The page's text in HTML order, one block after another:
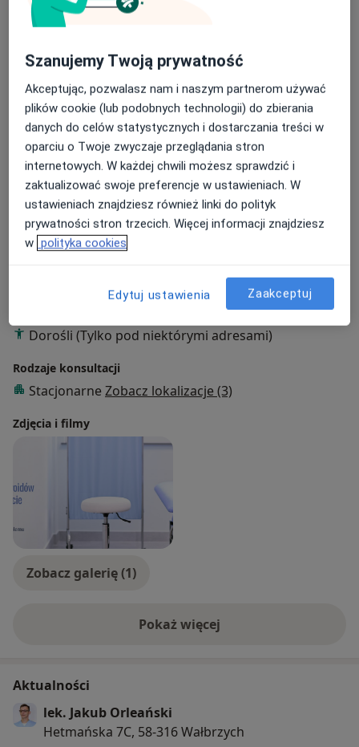
polipy
więcejO mnie
Zakres porad
Chirurgia ogólna
Chirurgia onkologiczna
Główne obszary pomocy
Choroba Leśniowskiego-Crohna
Choroby przewodu pokarmowego
Choroby odbytu +15
Dorośli (Tylko pod niektórymi adresami)
Rodzaje konsultacji
Stacjonarne Zobacz lokalizacje (3)
Zdjęcia i filmy
Zobacz galerię (1)
Pokaż więcejo doświadczeniu
Aktualności
lek. Jakub Orleański
Hetmańska 7C, 58-316 Wałbrzych
Szanujemy Twoją prywatność
Akceptując, pozwalasz nam i naszym partnerom używać
plików cookie (lub podobnych technologii) do zbierania
danych do celów statystycznych i dostarczania treści w
oparciu o Twoje zwyczaje przeglądania stron
internetowych. W każdej chwili możesz sprawdzić i
zaktualizować swoje preferencje w ustawieniach. W
ustawieniach znajdziesz również linki do polityk
prywatności stron trzecich. Więcej informacji znajdziesz
w polityka cookies
Edytuj ustawienia Zaakceptuj